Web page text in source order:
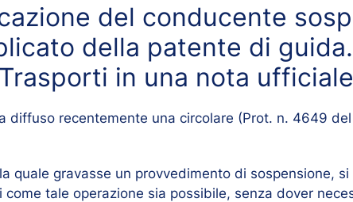
del conducente
della patente di
in una nota
diffuso recentemente una circolare (Prot. n. 4649
quale gravasse un provvedimento di sospensione,
tale operazione sia possibile, senza dover